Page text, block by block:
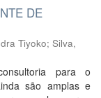
DE
Tiyoko; Silva,
para o
são amplas e